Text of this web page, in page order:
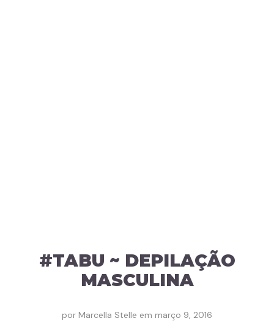
#TABU ~ DEPILAÇÃO
MASCULINA
por Marcella Stelle em março 9, 2016